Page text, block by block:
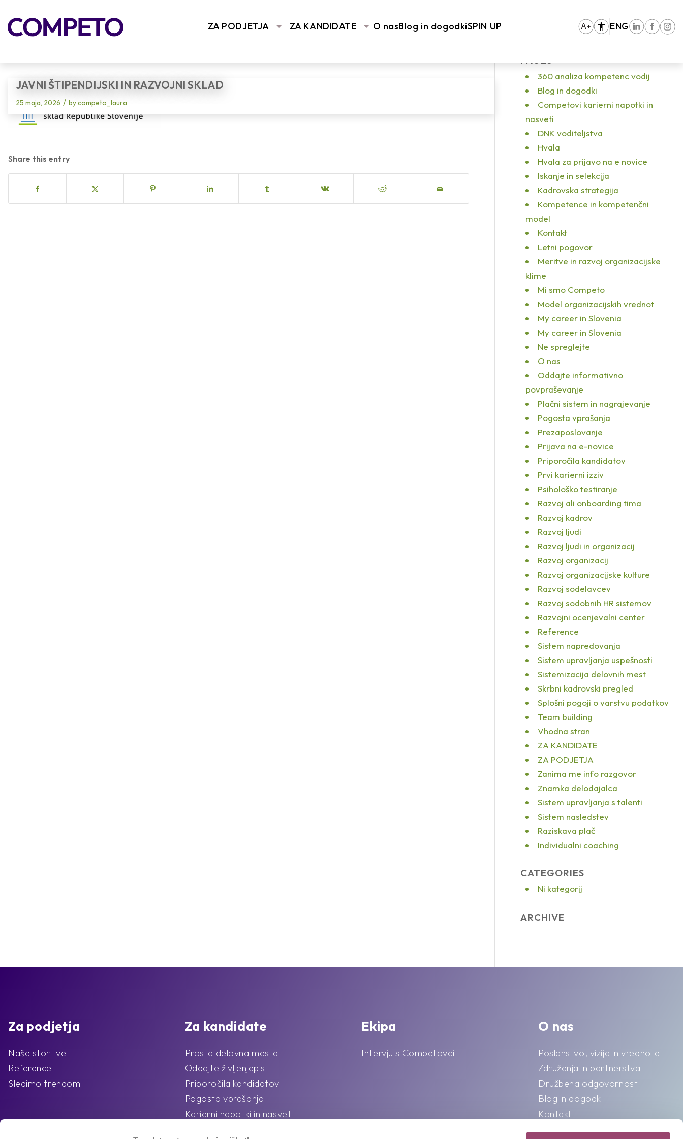
ZA PODJETJA ZA KANDIDATE O nasBlog in dogodkiSPIN UP ENG
JAVNI ŠTIPENDIJSKI IN RAZVOJNI SKLAD
25 maja, 2026 / bycompeto_laura
Share this entry
PAGES
360 analiza kompetenc vodij
Blog in dogodki
Competovi karierni napotki in
nasveti
DNK voditeljstva
Hvala
Hvala za prijavo na e novice
Iskanje in selekcija
Kadrovska strategija
Kompetence in kompetenčni
model
Kontakt
Letni pogovor
Meritve in razvoj organizacijske
klime
Mi smo Competo
Model organizacijskih vrednot
My career in Slovenia
My career in Slovenia
Ne spreglejte
O nas
Oddajte informativno
povpraševanje
Plačni sistem in nagrajevanje
Pogosta vprašanja
Prezaposlovanje
Prijava na e-novice
Priporočila kandidatov
Prvi karierni izziv
Psihološko testiranje
Razvoj ali onboarding tima
Razvoj kadrov
Razvoj ljudi
Razvoj ljudi in organizacij
Razvoj organizacij
Razvoj organizacijske kulture
Razvoj sodelavcev
Razvoj sodobnih HR sistemov
Razvojni ocenjevalni center
Reference
Sistem napredovanja
Sistem upravljanja uspešnosti
Sistemizacija delovnih mest
Skrbni kadrovski pregled
Splošni pogoji o varstvu podatkov
Team building
Vhodna stran
ZA KANDIDATE
ZA PODJETJA
Zanima me info razgovor
Znamka delodajalca
Sistem upravljanja s talenti
Sistem nasledstev
Raziskava plač
Individualni coaching
CATEGORIES
Ni kategorij
ARCHIVE
Za podjetja
Naše storitve
Reference
Sledimo trendom
Za kandidate
Prosta delovna mesta
Oddajte življenjepis
Priporočila kandidatov
Pogosta vprašanja
Karierni napotki in nasveti
Ekipa
Intervju s Competovci
O nas
Poslanstvo, vizija in vrednote
Združenja in partnerstva
Družbena odgovornost
Blog in dogodki
Kontakt